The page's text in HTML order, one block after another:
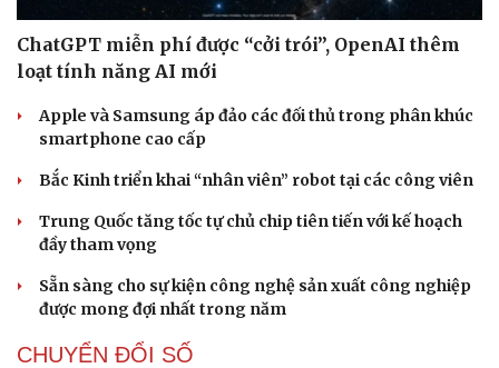
ChatGPT miễn phí được “cởi trói”, OpenAI thêm
loạt tính năng AI mới
Apple và Samsung áp đảo các đối thủ trong phân khúc
smartphone cao cấp
Bắc Kinh triển khai “nhân viên” robot tại các công viên
Trung Quốc tăng tốc tự chủ chip tiên tiến với kế hoạch
đầy tham vọng
Sẵn sàng cho sự kiện công nghệ sản xuất công nghiệp
được mong đợi nhất trong năm
CHUYỂN ĐỔI SỐ